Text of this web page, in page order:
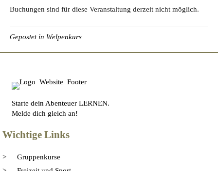
Buchungen sind für diese Veranstaltung derzeit nicht möglich.
Gepostet in Welpenkurs
Starte dein Abenteuer LERNEN.
Melde dich gleich an!
Wichtige Links
Gruppenkurse